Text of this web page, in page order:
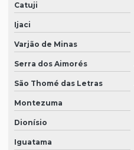
Catuji
Ijaci
Varjão de Minas
Serra dos Aimorés
São Thomé das Letras
Montezuma
Dionísio
Iguatama